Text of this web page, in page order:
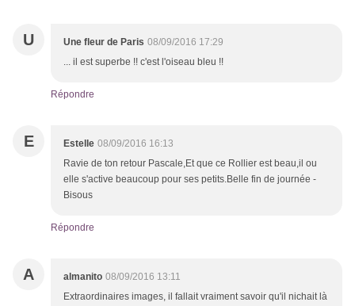
U Une fleur de Paris 08/09/2016 17:29
... il est superbe !! c'est l'oiseau bleu !!
Répondre
E Estelle 08/09/2016 16:13
Ravie de ton retour Pascale,Et que ce Rollier est beau,il ou
elle s'active beaucoup pour ses petits.Belle fin de journée -
Bisous
Répondre
A almanito 08/09/2016 13:11
Extraordinaires images, il fallait vraiment savoir qu'il nichait là